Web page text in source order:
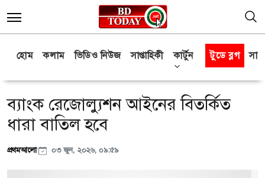
হোম কলাম ভিডিও নিউজ সাপ্তাহিকী কার্টুন টুডে ব্লগ
ব্যাংক রেজোল্যুশন আইনের বিতর্কিত
ধারা বাতিল হবে
প্রথমআলো ০৩ জুন, ২০২৬, ০৯:৫৯